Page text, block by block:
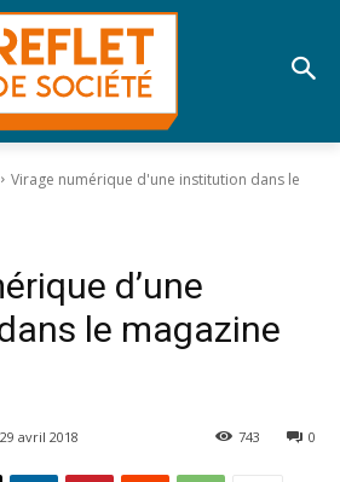
Virage numérique d'une institution dans le
d’une
le magazine
29 avril 2018 0
743